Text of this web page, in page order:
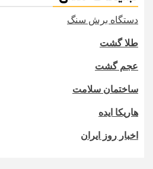
دستگاه برش سنگ
طلا گشت
عجم گشت
ساختمان سلامت
هاریکا ایده
اخبار روز ایران